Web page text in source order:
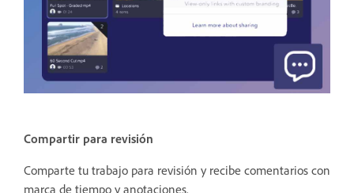
Compartir para revisión
Comparte tu trabajo para revisión y recibe comentarios con
marca de tiempo y anotaciones.